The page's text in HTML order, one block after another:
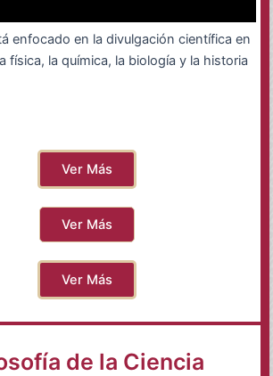
enfocado en la divulgación científica en
física, la química, la biología y la historia
Ver Más
Ver Más
Ver Más
de la Ciencia